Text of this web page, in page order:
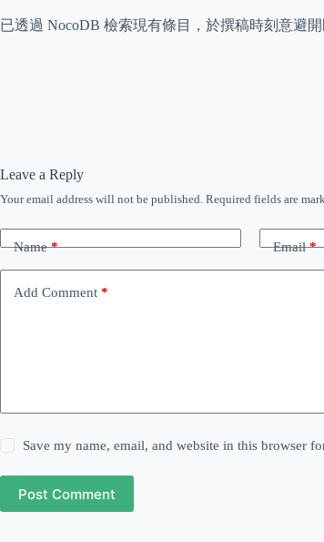
已透過 NocoDB 檢索現有條目，於撰稿時刻意避
Leave a Reply
Your email address will not be published. Required fields are
Name* Email*
Add Comment *
Save my name, email, and website in this browser
Post Comment